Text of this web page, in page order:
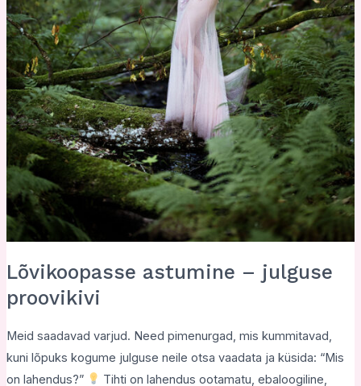
Lõvikoopasse astumine – julguse
proovikivi
Meid saadavad varjud. Need pimenurgad, mis kummitavad,
kuni lõpuks kogume julguse neile otsa vaadata ja küsida: “Mis
on lahendus?”
Tihti on lahendus ootamatu, ebaloogiline,